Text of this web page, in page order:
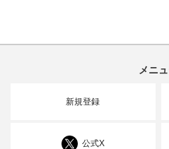
メニ
新規登録
公式X